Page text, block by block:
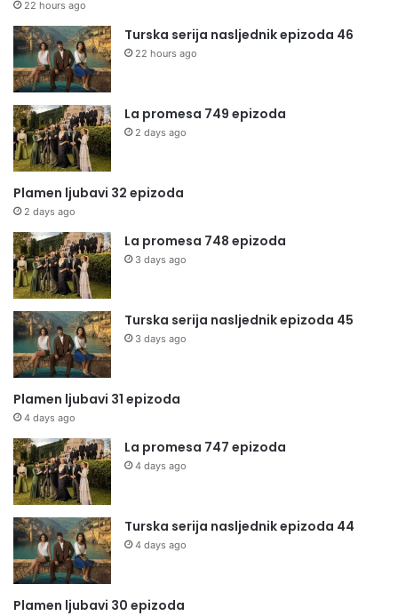
22 hours ago
Turska serija nasljednik epizoda 46
22 hours ago
La promesa 749 epizoda
2 days ago
Plamen ljubavi 32 epizoda
2 days ago
La promesa 748 epizoda
3 days ago
Turska serija nasljednik epizoda 45
3 days ago
Plamen ljubavi 31 epizoda
4 days ago
La promesa 747 epizoda
4 days ago
Turska serija nasljednik epizoda 44
4 days ago
Plamen ljubavi 30 epizoda